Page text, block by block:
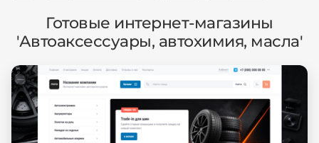
Готовые интернет-магазины
'Автоаксессуары, автохимия, масла'